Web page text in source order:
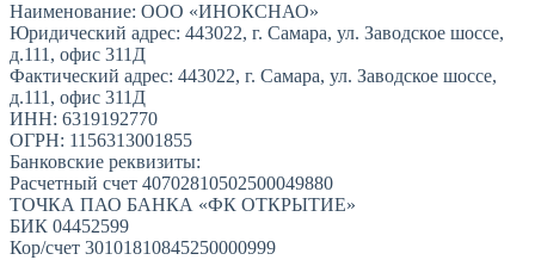
Наименование: ООО «ИНОКСНАО»
Юридический адрес: 443022, г. Самара, ул. Заводское шоссе,
д.111, офис 311Д
Фактический адрес: 443022, г. Самара, ул. Заводское шоссе,
д.111, офис 311Д
ИНН: 6319192770
ОГРН: 1156313001855
Банковские реквизиты:
Расчетный счет 40702810502500049880
ТОЧКА ПАО БАНКА «ФК ОТКРЫТИЕ»
БИК 04452599
Кор/счет 30101810845250000999